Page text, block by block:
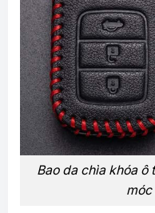
Bao da chìa khóa ô
móc